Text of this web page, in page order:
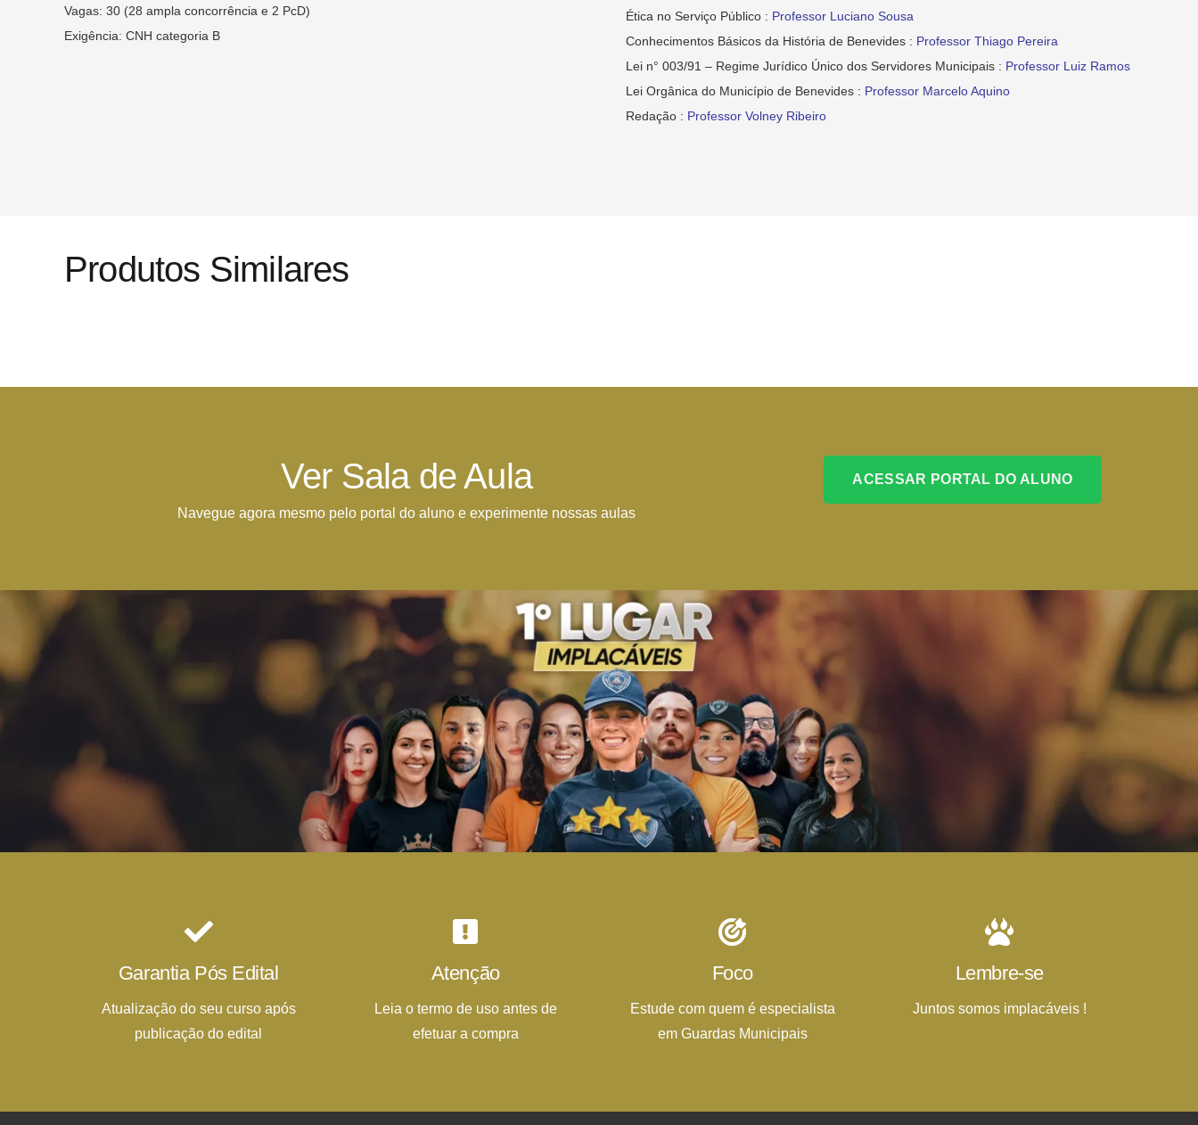
Vagas: 30 (28 ampla concorrência e 2 PcD)
Exigência: CNH categoria B
Ética no Serviço Público : Professor Luciano Sousa
Conhecimentos Básicos da História de Benevides : Professor Thiago Pereira
Lei n° 003/91 – Regime Jurídico Único dos Servidores Municipais : Professor Luiz Ramos
Lei Orgânica do Município de Benevides : Professor Marcelo Aquino
Redação : Professor Volney Ribeiro
Produtos Similares
Ver Sala de Aula
Navegue agora mesmo pelo portal do aluno e experimente nossas aulas
ACESSAR PORTAL DO ALUNO
Garantia Pós Edital
Atualização do seu curso após
publicação do edital
Atenção
Leia o termo de uso antes de
efetuar a compra
Foco
Estude com quem é especialista
em Guardas Municipais
Lembre-se
Juntos somos implacáveis !